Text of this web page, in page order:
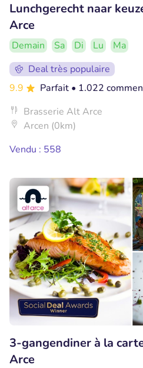
Lunchgerecht naar
Arce
Demain Sa Di Lu
Ma
Deal très populaire
9.9
Parfait • 1.022
Brasserie Alt Arce
Arcen (0km)
Vendu : 558
3-gangendiner à la
Arce